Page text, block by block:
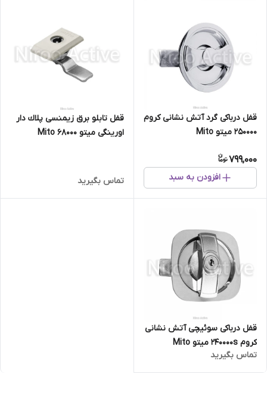
قفل درباکی گرد آتش نشانی کروم
250000 میتو Mito
799,000
افزودن به سبد
قفل تابلو برق زيمنسی پلاك دار
اورینگی میتو Mito 68000
تماس بگیرید
قفل درباکی سوئیچی آتش نشانی
کروم 240000s میتو Mito
تماس بگیرید